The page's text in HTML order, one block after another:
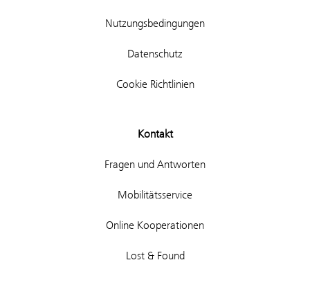
Nutzungsbedingungen
Datenschutz
Cookie Richtlinien
Kontakt
Fragen und Antworten
Mobilitätsservice
Online Kooperationen
Lost & Found